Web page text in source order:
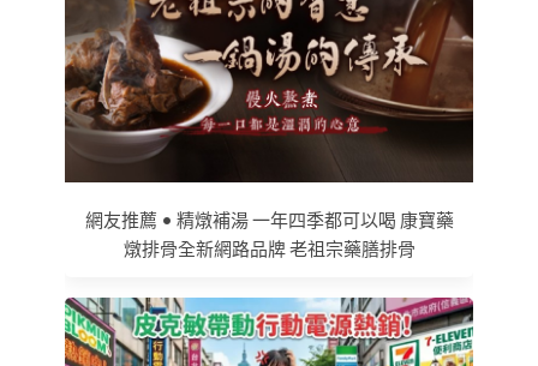
網友推薦 • 精燉補湯 一年四季都可以喝 康寶藥
燉排骨全新網路品牌 老祖宗藥膳排骨